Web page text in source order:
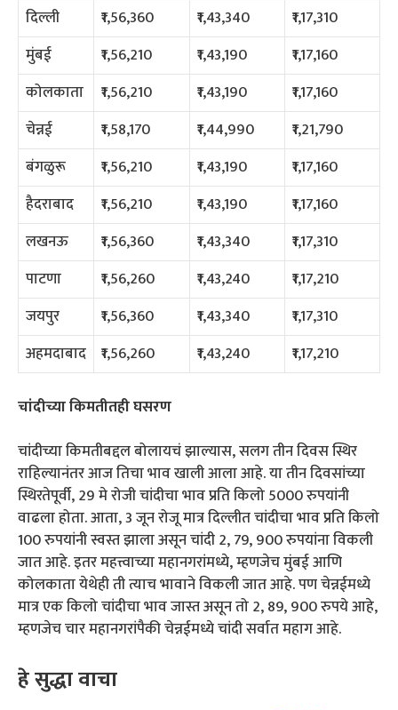
दिल्ली
₹1,56,360 ₹1,43,340
₹1,17,310
मुंबई
₹1,56,210 ₹1,43,190
₹1,17,160
कोलकाता
₹1,56,210 ₹1,43,190
₹1,17,160
चेन्नई
₹1,58,170 ₹1,44,990
₹1,21,790
बंगळुरू
₹1,56,210 ₹1,43,190
₹1,17,160
हैदराबाद
₹1,56,210 ₹1,43,190
₹1,17,160
लखनऊ
₹1,56,360 ₹1,43,340
₹1,17,310
पाटणा
₹1,56,260 ₹1,43,240
₹1,17,210
जयपुर
₹1,56,360 ₹1,43,340
₹1,17,310
अहमदाबाद
₹1,56,260 ₹1,43,240 ₹1,17,210
चांदीच्या किमतीतही घसरण
चांदीच्या किमतीबद्दल बोलायचं झाल्यास, सलग तीन दिवस स्थिर
राहिल्यानंतर आज तिचा भाव खाली आला आहे. या तीन दिवसांच्या
स्थिरतेपूर्वी, 29 मे रोजी चांदीचा भाव प्रति किलो 5000 रुपयांनी
वाढला होता. आता, 3 जून रोजू मात्र दिल्लीत चांदीचा भाव प्रति किलो
100 रुपयांनी स्वस्त झाला असून चांदी 2, 79, 900 रुपयांना विकली
जात आहे. इतर महत्त्वाच्या महानगरांमध्ये, म्हणजेच मुंबई आणि
कोलकाता येथेही ती त्याच भावाने विकली जात आहे. पण चेन्नईमध्ये
मात्र एक किलो चांदीचा भाव जास्त असून तो 2, 89, 900 रुपये आहे,
म्हणजेच चार महानगरांपैकी चेन्नईमध्ये चांदी सर्वात महाग आहे.
हे सुद्धा वाचा